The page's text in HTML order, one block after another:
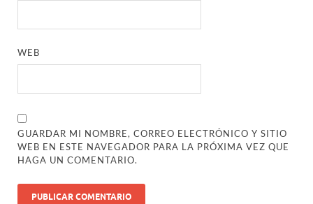
WEB
GUARDAR MI NOMBRE, CORREO ELECTRÓNICO Y SITIO
WEB EN ESTE NAVEGADOR PARA LA PRÓXIMA VEZ QUE
HAGA UN COMENTARIO.